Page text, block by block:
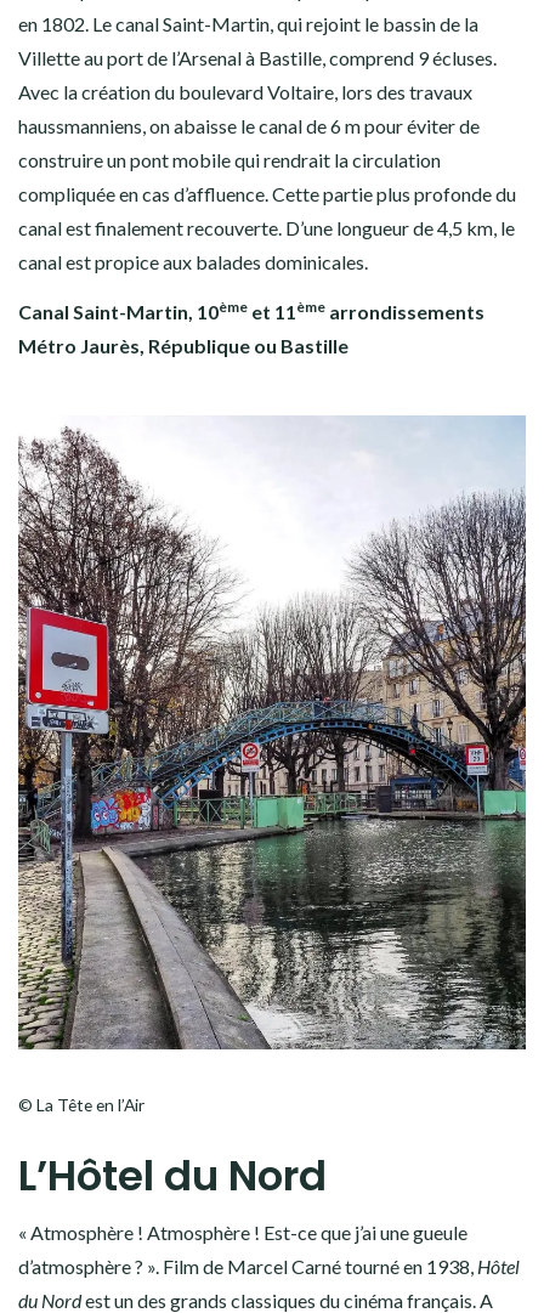
en 1802. Le canal Saint-Martin, qui rejoint le bassin de la
Villette au port de l’Arsenal à Bastille, comprend 9 écluses.
Avec la création du boulevard Voltaire, lors des travaux
haussmanniens, on abaisse le canal de 6 m pour éviter de
construire un pont mobile qui rendrait la circulation
compliquée en cas d’affluence. Cette partie plus profonde du
canal est finalement recouverte. D’une longueur de 4,5 km, le
canal est propice aux balades dominicales.
Canal Saint-Martin, 10ème et 11 ème arrondissements
Métro Jaurès, République ou Bastille
© La Tête en l’Air
L’Hôtel du Nord
« Atmosphère ! Atmosphère ! Est-ce que j’ai une gueule
d’atmosphère ? ». Film de Marcel Carné tourné en 1938, Hôtel
du Nordest un des grands classiques du cinéma français. A